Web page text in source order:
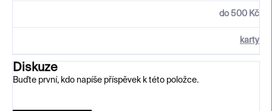
do 500 Kč
karty
Diskuze
Buďte první, kdo napíše příspěvek k této položce.